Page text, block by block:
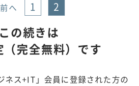
前へ 1 2
この続きは
（完全無料）です
ネス+IT」会員に登録された方の